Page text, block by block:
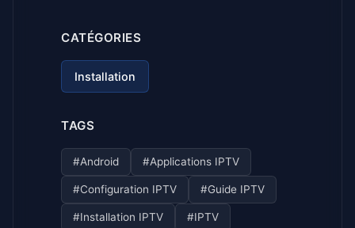
CATÉGORIES
Installation
TAGS
#Android #Applications IPTV
#Configuration IPTV #Guide IPTV
#Installation IPTV #IPTV